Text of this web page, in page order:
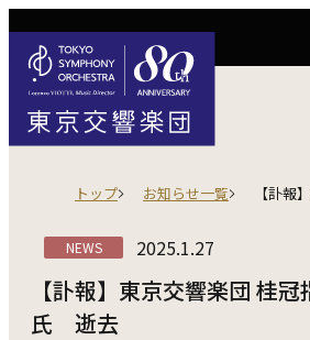
トップ お知らせ一覧 【訃報】東
NEWS 2025.1.27
【訃報】東京交響楽団 桂
氏 逝去